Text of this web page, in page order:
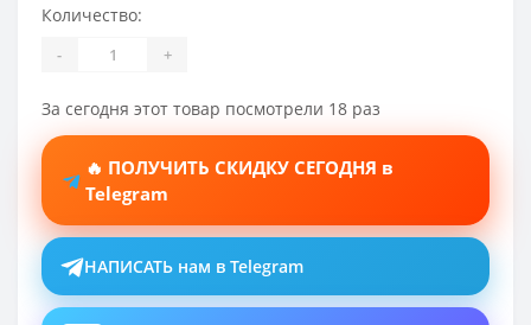
Количество:
- +
За сегодня этот товар посмотрели 18 раз
🔥 ПОЛУЧИТЬ СКИДКУ СЕГОДНЯ в
Telegram
НАПИСАТЬ нам в Telegram